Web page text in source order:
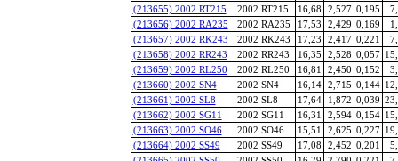
(213655) 2002 RT215
2002 RT215 16,68 2,527 0,195
(213656) 2002 RA235
2002 RA235 17,53 2,429 0,169
(213657) 2002 RK243
2002 RK243 17,23 2,417 0,221
(213658) 2002 RR243
2002 RR243 16,35 2,528 0,057
(213659) 2002 RL250
2002 RL250 16,81 2,450 0,152
(213660) 2002 SN4
2002 SN4 16,14 2,715 0,144
(213661) 2002 SL8
2002 SL8 17,64 1,872 0,039
(213662) 2002 SG11
2002 SG11 16,31 2,594 0,154
(213663) 2002 SO46
2002 SO46 15,51 2,625 0,227
(213664) 2002 SS49
2002 SS49 17,08 2,452 0,201